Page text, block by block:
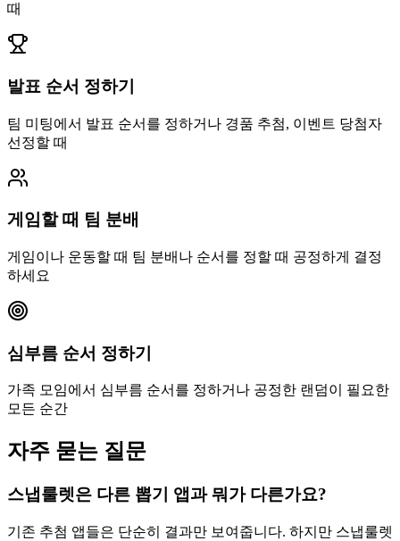
때
발표 순서 정하기
팀 미팅에서 발표 순서를 정하거나 경품 추첨, 이벤트 당첨자
선정할 때
게임할 때 팀 분배
게임이나 운동할 때 팀 분배나 순서를 정할 때 공정하게 결정
하세요
심부름 순서 정하기
가족 모임에서 심부름 순서를 정하거나 공정한 랜덤이 필요한
모든 순간
자주 묻는 질문
스냅룰렛은 다른 뽑기 앱과 뭐가 다른가요?
기존 추첨 앱들은 단순히 결과만 보여줍니다. 하지만 스냅룰렛